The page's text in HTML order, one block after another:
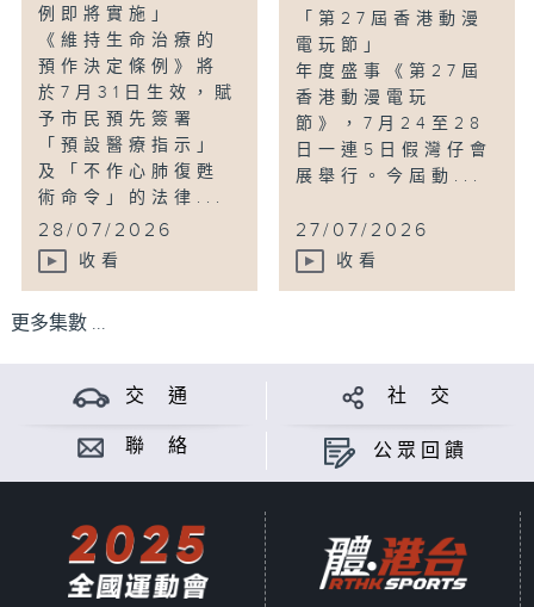
例即將實施」
《維持生命治療的
預作決定條例》將
於7月31日生效，賦
予市民預先簽署
「預設醫療指示」
及「不作心肺復甦
術命令」的法律...
28/07/2026
收看
「第27屆香港動漫
電玩節」
年度盛事《第27屆
香港動漫電玩
節》，7月24至28
日一連5日假灣仔會
展舉行。今屆動...
27/07/2026
收看
更多集數 ...
交 通 社 交
聯 絡 公眾回饋